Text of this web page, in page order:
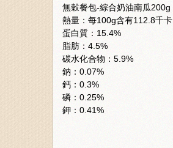
無穀餐包-綜合奶油南瓜200g
熱量：每100g含有112.8千卡
蛋白質：15.4%
脂肪：4.5%
碳水化合物：5.9%
鈉：0.07%
鈣：0.3%
磷：0.25%
鉀：0.41%